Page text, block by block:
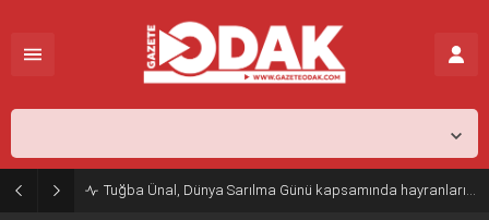
Tuğba Ünal, Dünya Sarılma Günü kapsamında hayranlarıyla buluştu